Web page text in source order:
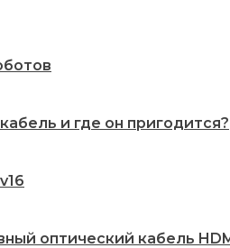
и где он пригодится?
оптический кабель